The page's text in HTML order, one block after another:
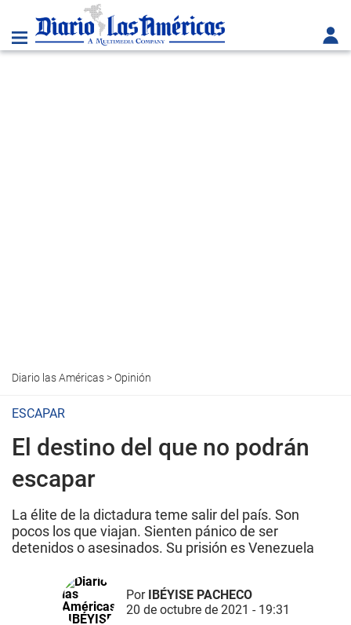
Diario las Américas>Opinión
ESCAPAR
El destino del que no podrán
escapar
La élite de la dictadura teme salir del país. Son
pocos los que viajan. Sienten pánico de ser
detenidos o asesinados. Su prisión es Venezuela
Por IBÉYISE PACHECO
20 de octubre de 2021 - 19:31